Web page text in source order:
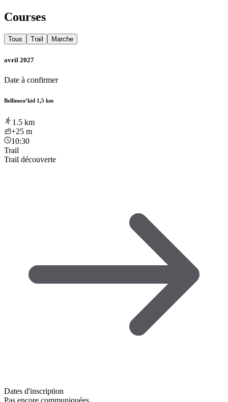
Courses
Tous Trail Marche
avril 2027
Date à confirmer
Bellimon’kid 1,5 km
1.5 km
+25 m
10:30
Trail
Trail découverte
Dates d'inscription
Pas encore communiquées